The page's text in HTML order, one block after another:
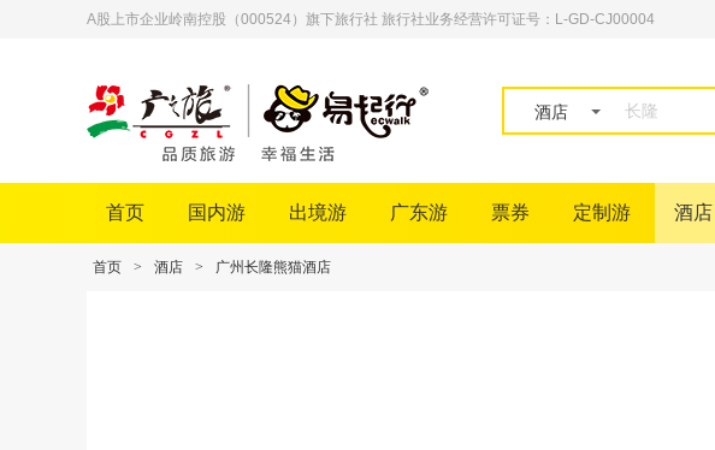
A股上市企业岭南控股（000524）旗下旅行社 旅行社业务经营许可证号：L-GD-CJ00004
酒店
首页 国内游 出境游 广东游 票券 定制游 酒店
首页 > 酒店 > 广州长隆熊猫酒店